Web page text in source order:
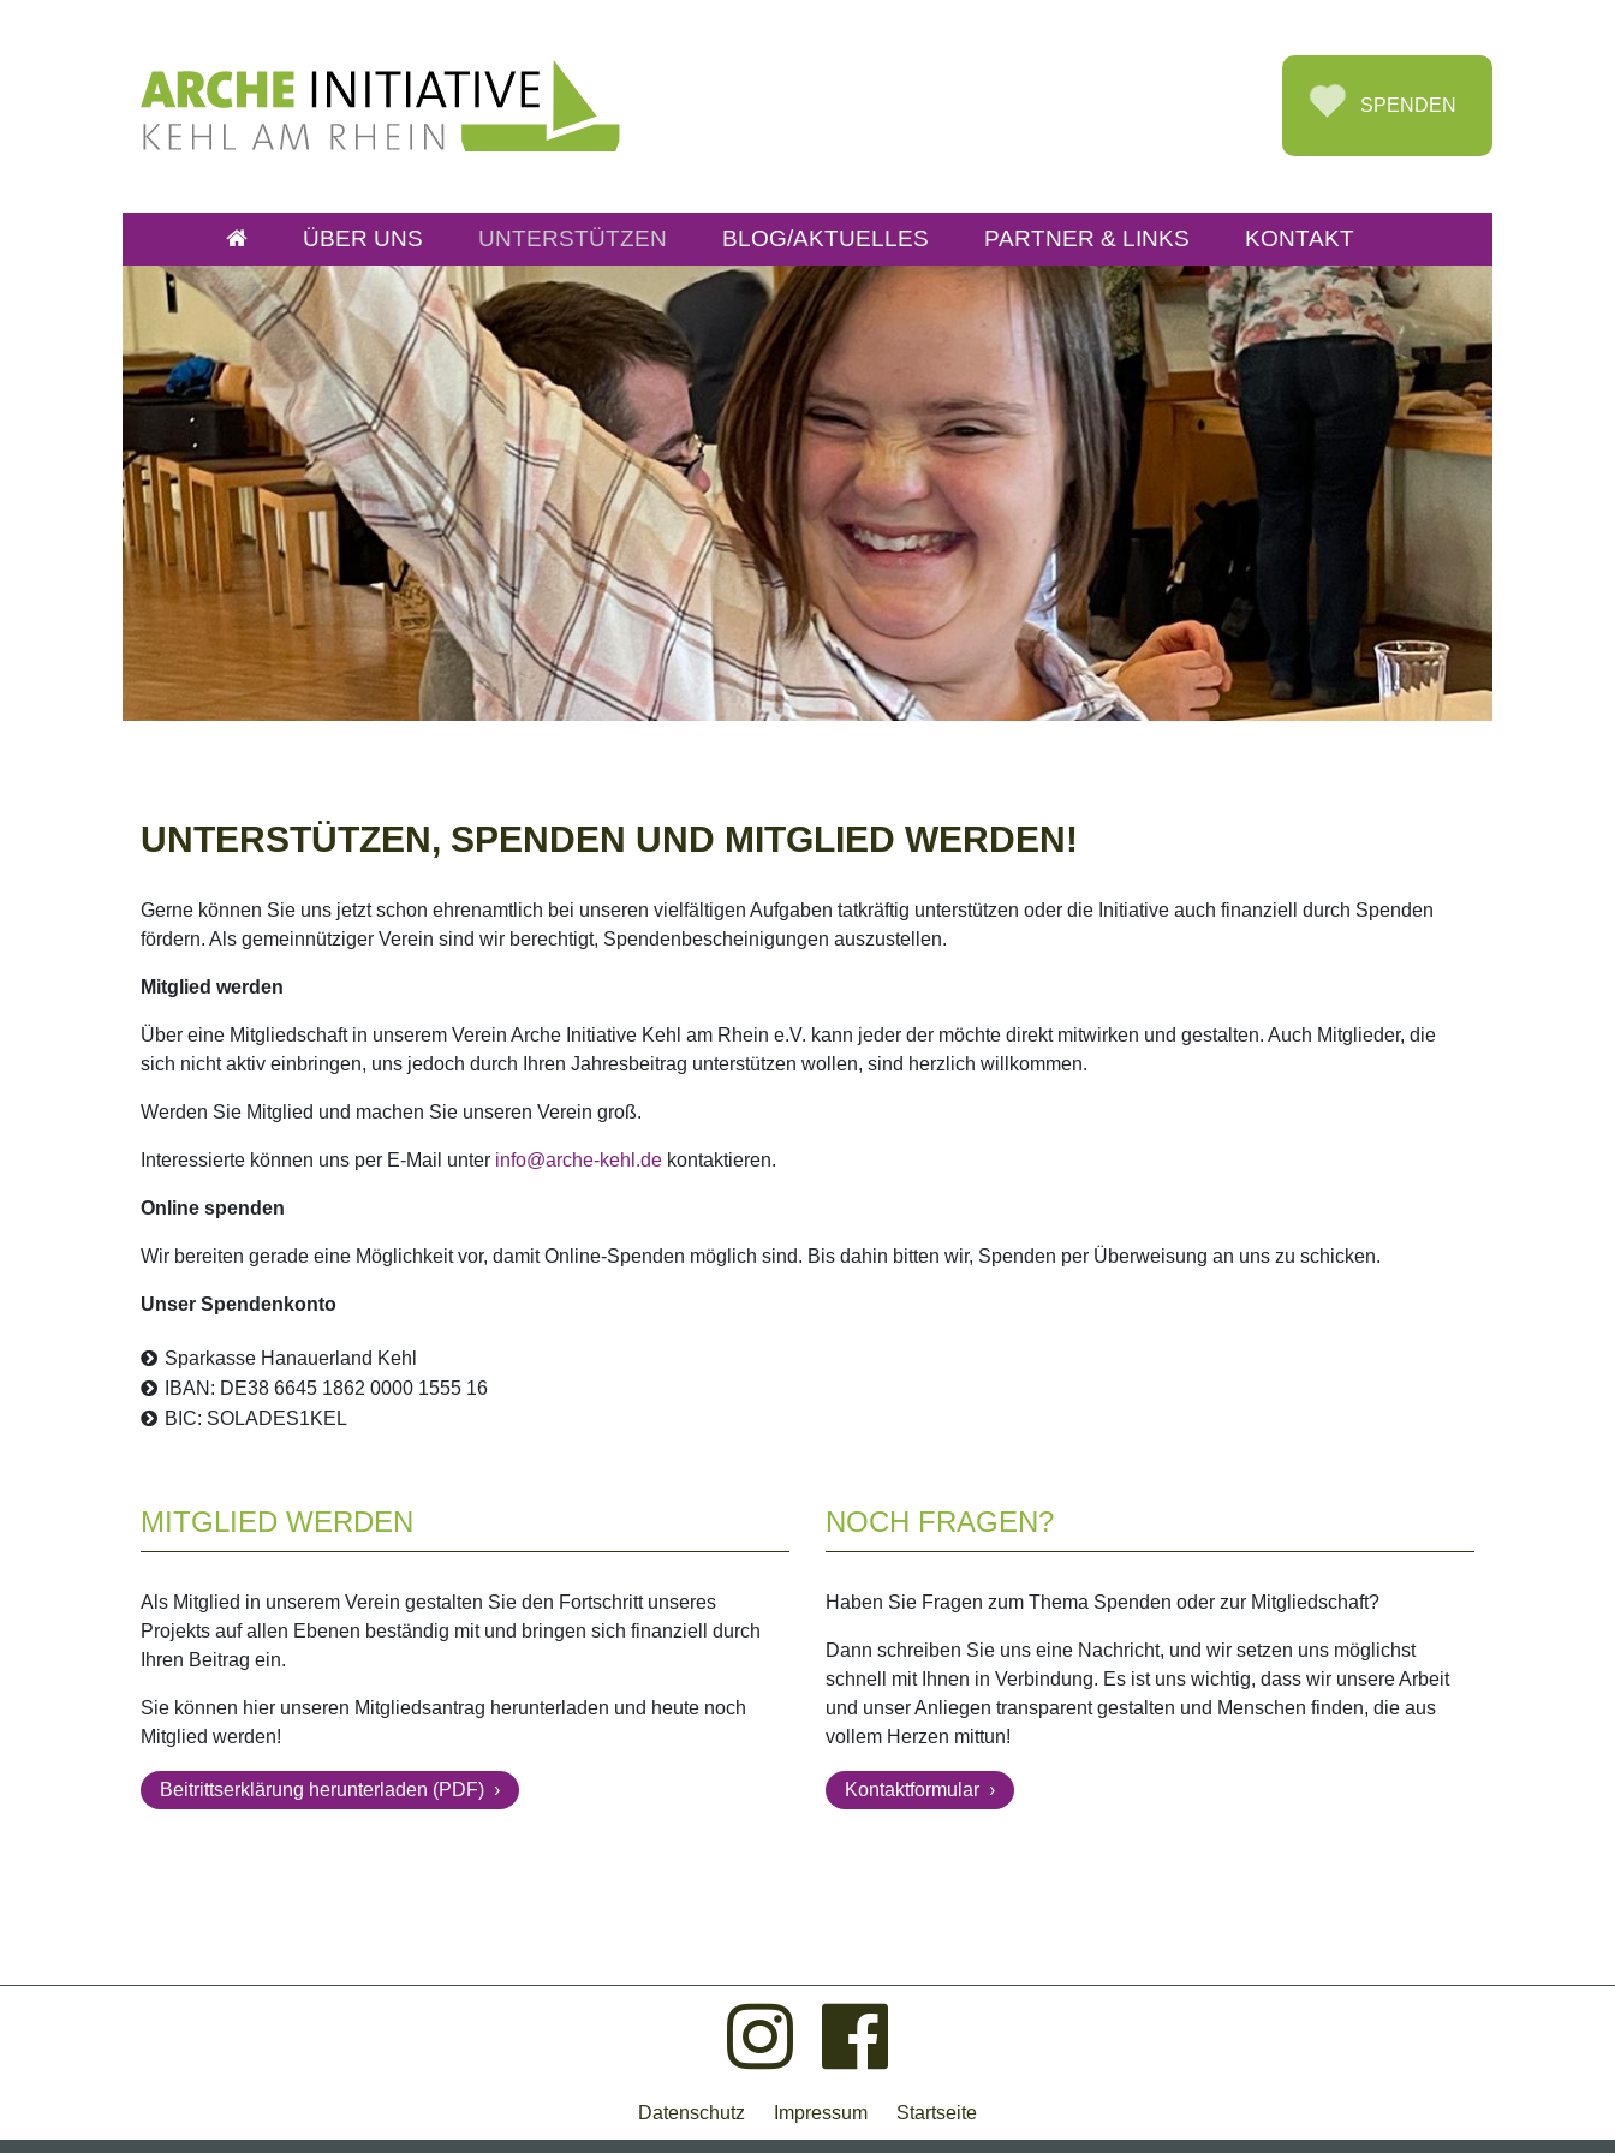
SPENDEN
ÜBER UNS UNTERSTÜTZEN BLOG/AKTUELLES PARTNER & LINKS KONTAKT
UNTERSTÜTZEN, SPENDEN UND MITGLIED WERDEN!
Gerne können Sie uns jetzt schon ehrenamtlich bei unseren vielfältigen Aufgaben tatkräftig unterstützen oder die Initiative auch finanziell durch Spenden
fördern. Als gemeinnütziger Verein sind wir berechtigt, Spendenbescheinigungen auszustellen.
Mitglied werden
Über eine Mitgliedschaft in unserem Verein Arche Initiative Kehl am Rhein e.V. kann jeder der möchte direkt mitwirken und gestalten. Auch Mitglieder, die
sich nicht aktiv einbringen, uns jedoch durch Ihren Jahresbeitrag unterstützen wollen, sind herzlich willkommen.
Werden Sie Mitglied und machen Sie unseren Verein groß.
Interessierte können uns per E-Mail unter info@arche-kehl.de kontaktieren.
Online spenden
Wir bereiten gerade eine Möglichkeit vor, damit Online-Spenden möglich sind. Bis dahin bitten wir, Spenden per Überweisung an uns zu schicken.
Unser Spendenkonto
Sparkasse Hanauerland Kehl
IBAN: DE38 6645 1862 0000 1555 16
BIC: SOLADES1KEL
MITGLIED WERDEN
Als Mitglied in unserem Verein gestalten Sie den Fortschritt unseres
Projekts auf allen Ebenen beständig mit und bringen sich finanziell durch
Ihren Beitrag ein.
Sie können hier unseren Mitgliedsantrag herunterladen und heute noch
Mitglied werden!
Beitrittserklärung herunterladen (PDF)
NOCH FRAGEN?
Haben Sie Fragen zum Thema Spenden oder zur Mitgliedschaft?
Dann schreiben Sie uns eine Nachricht, und wir setzen uns möglichst
schnell mit Ihnen in Verbindung. Es ist uns wichtig, dass wir unsere Arbeit
und unser Anliegen transparent gestalten und Menschen finden, die aus
vollem Herzen mittun!
Kontaktformular
Datenschutz Impressum Startseite